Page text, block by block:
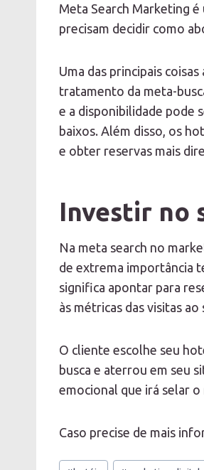
Meta Search Marketing
precisam decidir como
Uma das principais
tratamento da meta-
e a disponibilidade pode
baixos. Além disso, os
e obter reservas mais
Investir no
Na meta search no
de extrema importância
significa apontar para
às métricas das visitas
O cliente escolhe seu
busca e aterrou em seu
emocional que irá selar
Caso precise de mais
Tags